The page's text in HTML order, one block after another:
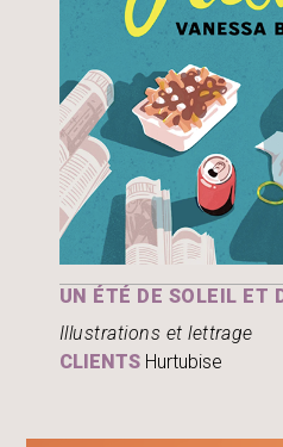
UN ÉTÉ DE SOLEIL ET
Illustrations et lettrage
CLIENTSHurtubise